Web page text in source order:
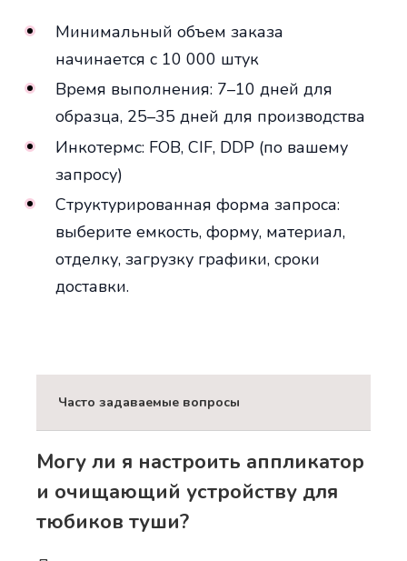
Минимальный объем заказа
начинается с 10 000 штук
Время выполнения: 7–10 дней для
образца, 25–35 дней для производства
Инкотермс: FOB, CIF, DDP (по вашему
запросу)
Структурированная форма запроса:
выберите емкость, форму, материал,
отделку, загрузку графики, сроки
доставки.
Часто задаваемые вопросы
Могу ли я настроить аппликатор
и очищающий устройству для
тюбиков туши?